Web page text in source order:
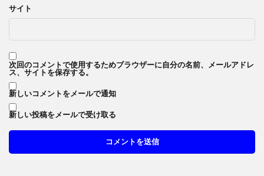
サイト
次回のコメントで使用するためブラウザーに自分の名前、メールアドレ
ス、サイトを保存する。
新しいコメントをメールで通知
新しい投稿をメールで受け取る